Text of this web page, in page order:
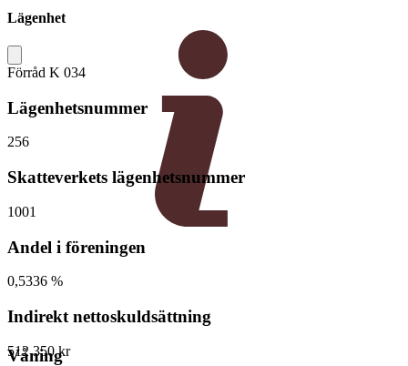
Våning
Lägenhet
Förråd K 034
Lägenhetsnummer
256
Skatteverkets lägenhetsnummer
1001
Andel i föreningen
0,5336 %
Indirekt nettoskuldsättning
512 350 kr